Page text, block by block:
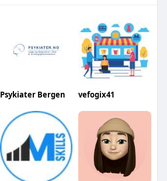
Psykiater Bergen vefogix41